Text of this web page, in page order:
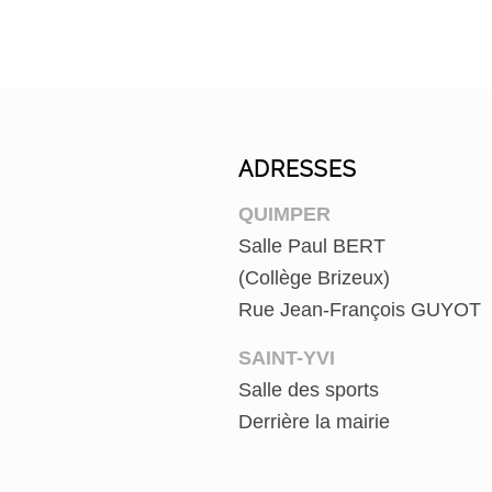
ADRESSES
QUIMPER
Salle Paul BERT
(Collège Brizeux)
Rue Jean-François GUYOT
SAINT-YVI
Salle des sports
Derrière la mairie